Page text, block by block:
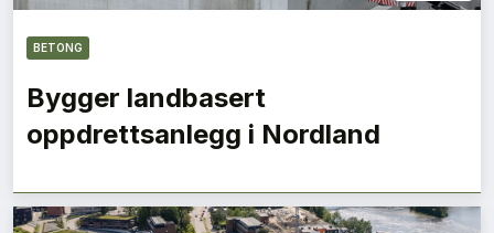
BETONG
Bygger landbasert
oppdrettsanlegg i Nordland